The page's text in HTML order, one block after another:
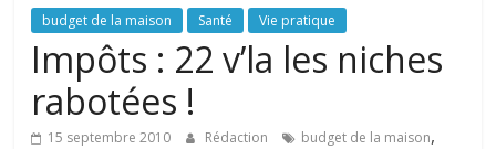
de
toute
famille
budget de la maison Santé Vie pratique
Impôts : 22 v’la les niches
rabotées !
15 septembre 2010 Rédaction budget de la maison,